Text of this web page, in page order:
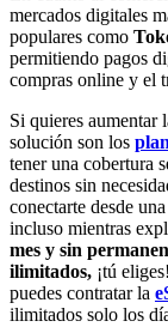
mercados digitales
populares como
permitiendo pagos
compras online y el
Si quieres aumentar
solución son los
tener una cobertura
destinos sin
conectarte desde
incluso mientras
mes y sin
ilimitados, ¡tú
puedes contratar la
ilimitados solo los